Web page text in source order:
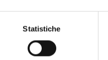
Statistiche